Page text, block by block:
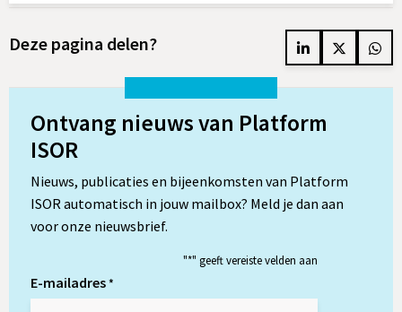
over
integraal
van
leefomgeving
Deze pagina delen?
Delen
LinkedIn
Delen
Ontvang nieuws van Platform
ISOR
Nieuws, publicaties en bijeenkomsten van Platform
ISOR automatisch in jouw mailbox? Meld je dan aan
voor onze nieuwsbrief.
"*" geeft vereiste velden aan
E-mailadres*